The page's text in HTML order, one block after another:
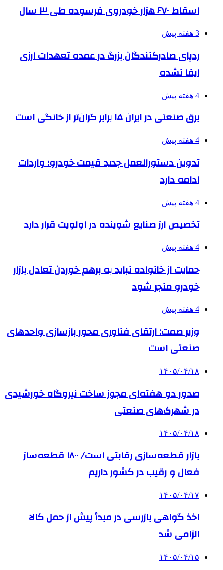
اسقاط ۶۷۰ هزار خودروی فرسوده طی ۳ سال
3 هفته پیش
ردپای صادرکنندگان بزرگ در عمده تعهدات ارزی
ایفا نشده
4 هفته پیش
برق صنعتی در ایران ۱۵ برابر گران‌تر از خانگی است
4 هفته پیش
تدوین دستورالعمل جدید قیمت خودرو؛ واردات
ادامه دارد
4 هفته پیش
تخصیص ارز صنایع شوینده در اولویت قرار دارد
4 هفته پیش
حمایت از خانواده نباید به برهم خوردن تعادل بازار
خودرو منجر شود
4 هفته پیش
وزیر صمت: ارتقای فناوری محور بازسازی واحدهای
صنعتی است
۱۴۰۵/۰۴/۱۸
صدور دو هفته‌ای مجوز ساخت نیروگاه خورشیدی
در شهرک‌های صنعتی
۱۴۰۵/۰۴/۱۸
بازار قطعه‌سازی رقابتی است/ ۱۸۰۰ قطعه‌ساز
فعال و رقیب در کشور داریم
۱۴۰۵/۰۴/۱۷
اخذ گواهی بازرسی در مبدأ پیش از حمل کالا
الزامی شد
۱۴۰۵/۰۴/۱۵